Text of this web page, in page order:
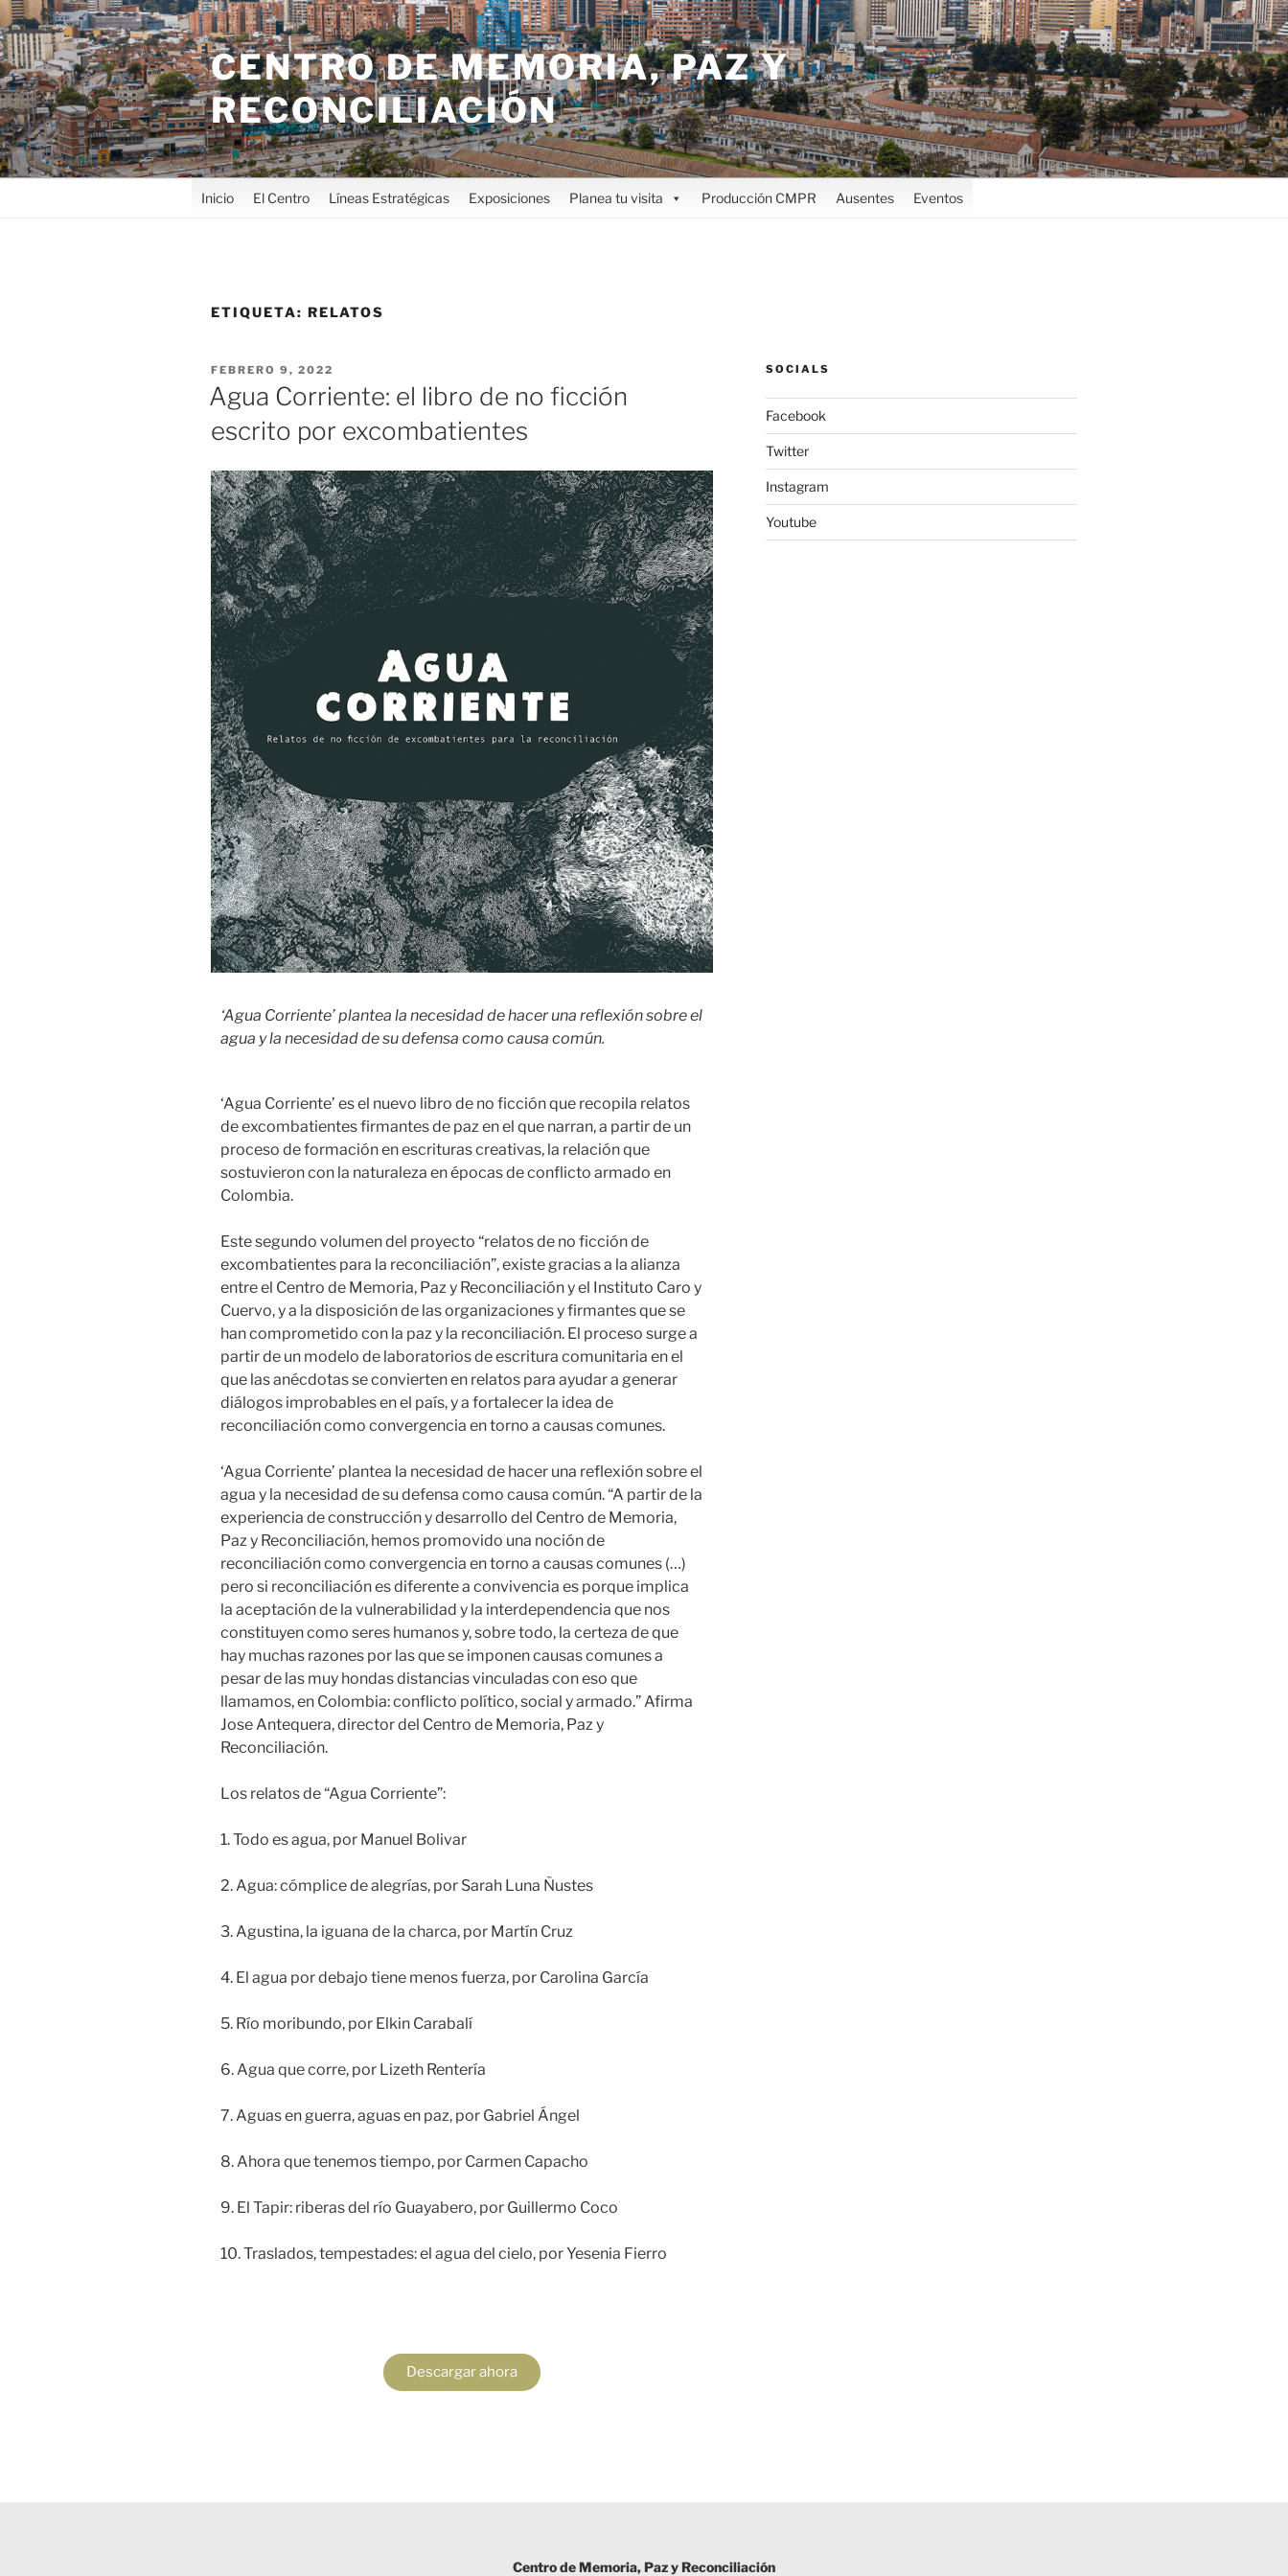
CENTRO DE MEMORIA, PAZ Y
RECONCILIACIÓN
Inicio El Centro Líneas Estratégicas Exposiciones Planea tu visita Producción CMPR Ausentes Eventos
ETIQUETA: RELATOS
FEBRERO 9, 2022
Agua Corriente: el libro de no ficción
escrito por excombatientes
‘Agua Corriente’ plantea la necesidad de hacer una reflexión sobre el
agua y la necesidad de su defensa como causa común.
‘Agua Corriente’ es el nuevo libro de no ficción que recopila relatos
de excombatientes firmantes de paz en el que narran, a partir de un
proceso de formación en escrituras creativas, la relación que
sostuvieron con la naturaleza en épocas de conflicto armado en
Colombia.
Este segundo volumen del proyecto “relatos de no ficción de
excombatientes para la reconciliación”, existe gracias a la alianza
entre el Centro de Memoria, Paz y Reconciliación y el Instituto Caro y
Cuervo, y a la disposición de las organizaciones y firmantes que se
han comprometido con la paz y la reconciliación. El proceso surge a
partir de un modelo de laboratorios de escritura comunitaria en el
que las anécdotas se convierten en relatos para ayudar a generar
diálogos improbables en el país, y a fortalecer la idea de
reconciliación como convergencia en torno a causas comunes.
‘Agua Corriente’ plantea la necesidad de hacer una reflexión sobre el
agua y la necesidad de su defensa como causa común. “A partir de la
experiencia de construcción y desarrollo del Centro de Memoria,
Paz y Reconciliación, hemos promovido una noción de
reconciliación como convergencia en torno a causas comunes (…)
pero si reconciliación es diferente a convivencia es porque implica
la aceptación de la vulnerabilidad y la interdependencia que nos
constituyen como seres humanos y, sobre todo, la certeza de que
hay muchas razones por las que se imponen causas comunes a
pesar de las muy hondas distancias vinculadas con eso que
llamamos, en Colombia: conflicto político, social y armado.” Afirma
Jose Antequera, director del Centro de Memoria, Paz y
Reconciliación.
Los relatos de “Agua Corriente”:
1. Todo es agua, por Manuel Bolivar
2. Agua: cómplice de alegrías, por Sarah Luna Ñustes
3. Agustina, la iguana de la charca, por Martín Cruz
4. El agua por debajo tiene menos fuerza, por Carolina García
5. Río moribundo, por Elkin Carabalí
6. Agua que corre, por Lizeth Rentería
7. Aguas en guerra, aguas en paz, por Gabriel Ángel
8. Ahora que tenemos tiempo, por Carmen Capacho
9. El Tapir: riberas del río Guayabero, por Guillermo Coco
10. Traslados, tempestades: el agua del cielo, por Yesenia Fierro
Descargar ahora
SOCIALS
Facebook
Twitter
Instagram
Youtube
Centro de Memoria, Paz y Reconciliación